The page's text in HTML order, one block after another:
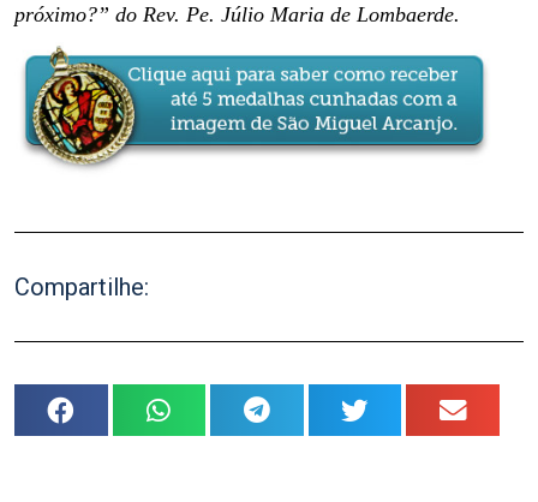
próximo?” do Rev. Pe. Júlio Maria de Lombaerde.
Compartilhe: